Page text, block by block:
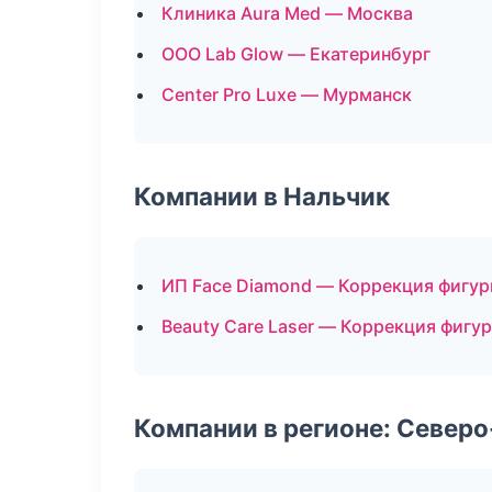
Клиника Aura Med — Москва
ООО Lab Glow — Екатеринбург
Center Pro Luxe — Мурманск
Компании в Нальчик
ИП Face Diamond — Коррекция
Beauty Care Laser — Коррекция
Компании в регионе: